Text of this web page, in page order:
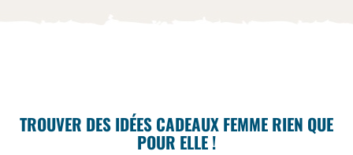
TROUVER DES IDÉES CADEAUX FEMME RIEN QUE
POUR ELLE !